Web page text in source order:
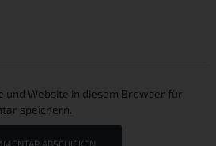
und Website in diesem Browser für
speichern.